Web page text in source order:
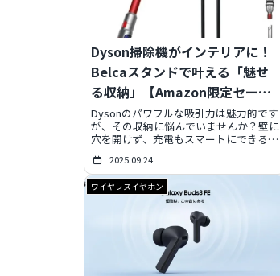
Dyson掃除機がインテリアに！
Belcaスタンドで叶える「魅せ
る収納」【Amazon限定セー
ル】
Dysonのパワフルな吸引力は魅力的です
が、その収納に悩んでいませんか？壁に
穴を開けず、充電もスマートにできる
Belcaの掃除機スタンドが、その悩みを
解決します！高さ調節可能なDyson専用
設計で、お部屋も心もスッキリ。今なら
Amazon限定の特別セールで、憧れの
Dysonと快適な収納を同時に手に入れる
チャンスです。私も使ってみて、その感
動を実感しました！
2025.09.24
ワイヤレスイヤホン